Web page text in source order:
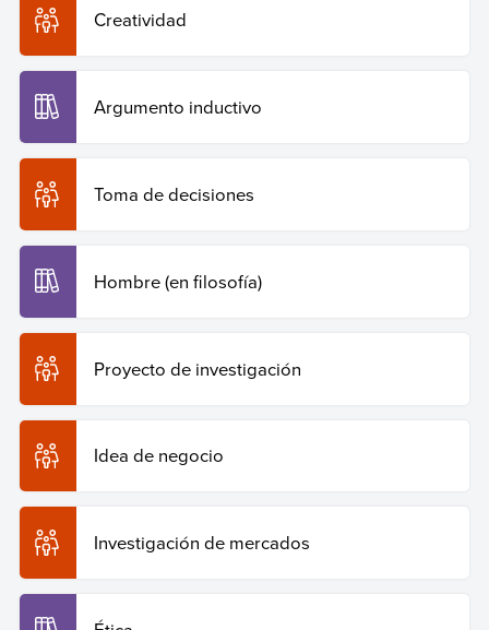
Creatividad
Argumento inductivo
Toma de decisiones
Hombre (en filosofía)
Proyecto de investigación
Idea de negocio
Investigación de mercados